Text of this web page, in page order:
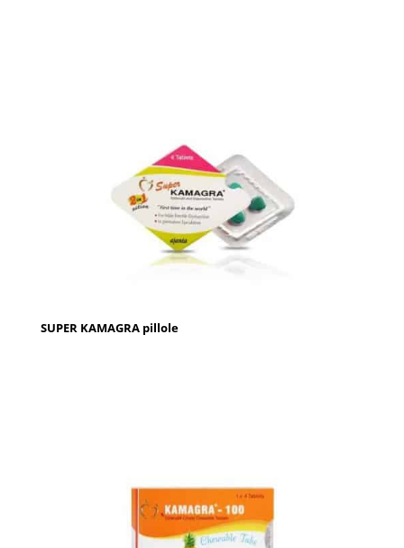
SUPER KAMAGRA pillole